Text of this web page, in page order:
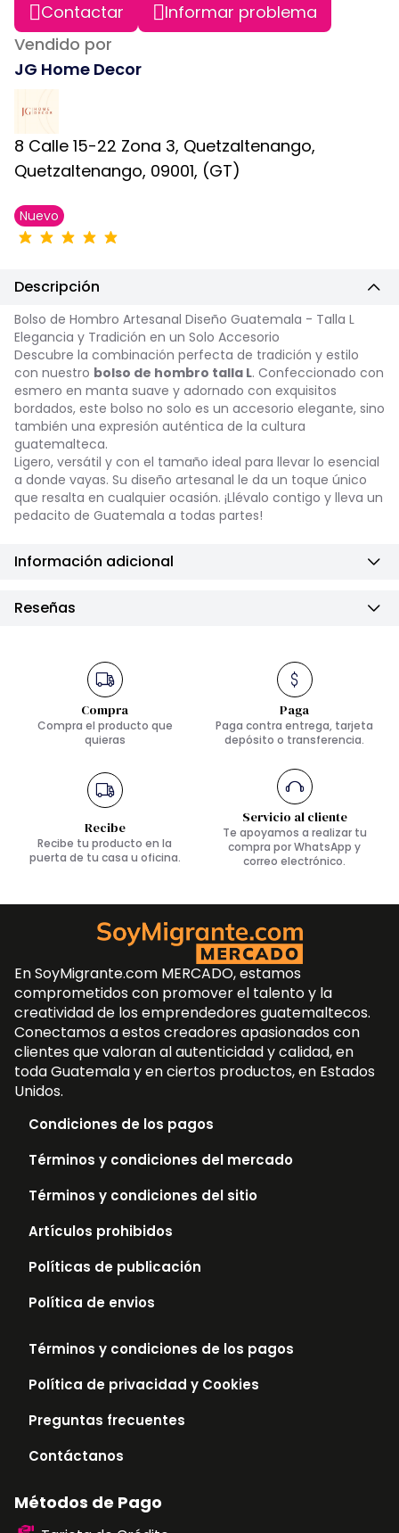
Contactar
Informar problema
Vendido por
JG Home Decor
8 Calle 15-22 Zona 3, Quetzaltenango,
Quetzaltenango, 09001, (GT)
Nuevo
Descripción
Bolso de Hombro Artesanal Diseño Guatemala - Talla L
Elegancia y Tradición en un Solo Accesorio
Descubre la combinación perfecta de tradición y estilo
con nuestro bolso de hombro talla L. Confeccionado con
esmero en manta suave y adornado con exquisitos
bordados, este bolso no solo es un accesorio elegante, sino
también una expresión auténtica de la cultura
guatemalteca.
Ligero, versátil y con el tamaño ideal para llevar lo esencial
a donde vayas. Su diseño artesanal le da un toque único
que resalta en cualquier ocasión. ¡Llévalo contigo y lleva un
pedacito de Guatemala a todas partes!
Información adicional
Reseñas
Compra
Compra el producto que
quieras
Paga
Paga contra entrega, tarjeta
depósito o transferencia.
Recibe
Recibe tu producto en la
puerta de tu casa u oficina.
Servicio al cliente
Te apoyamos a realizar tu
compra por WhatsApp y
correo electrónico.
En SoyMigrante.com MERCADO, estamos
comprometidos con promover el talento y la
creatividad de los emprendedores guatemaltecos.
Conectamos a estos creadores apasionados con
clientes que valoran al autenticidad y calidad, en
toda Guatemala y en ciertos productos, en Estados
Unidos.
Condiciones de los pagos
Términos y condiciones del mercado
Términos y condiciones del sitio
Artículos prohibidos
Políticas de publicación
Política de envios
Términos y condiciones de los pagos
Política de privacidad y Cookies
Preguntas frecuentes
Contáctanos
Métodos de Pago